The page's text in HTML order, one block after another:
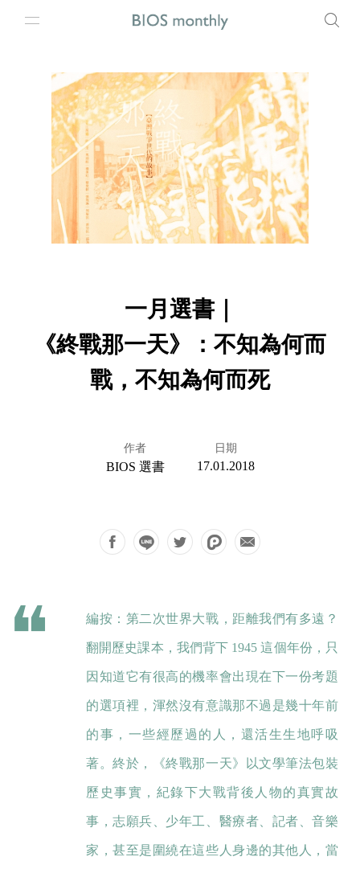
一月選書｜
《終戰那一天》：不知為何而
戰，不知為何而死
作者
BIOS 選書
日期
17.01.2018
編按：第二次世界大戰，距離我們有多遠？
翻開歷史課本，我們背下 1945 這個年份，只
因知道它有很高的機率會出現在下一份考題
的選項裡，渾然沒有意識那不過是幾十年前
的事，一些經歷過的人，還活生生地呼吸
著。終於，《終戰那一天》以文學筆法包裝
歷史事實，紀錄下大戰背後人物的真實故
事，志願兵、少年工、醫療者、記者、音樂
家，甚至是圍繞在這些人身邊的其他人，當